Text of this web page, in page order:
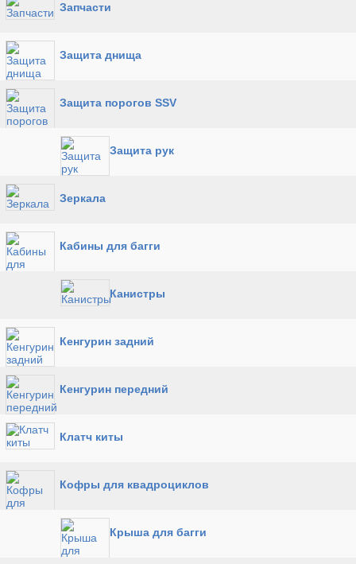
Запчасти
Защита днища
Защита порогов SSV
Защита рук
Зеркала
Кабины для багги
Канистры
Кенгурин задний
Кенгурин передний
Клатч киты
Кофры для квадроциклов
Крыша для багги